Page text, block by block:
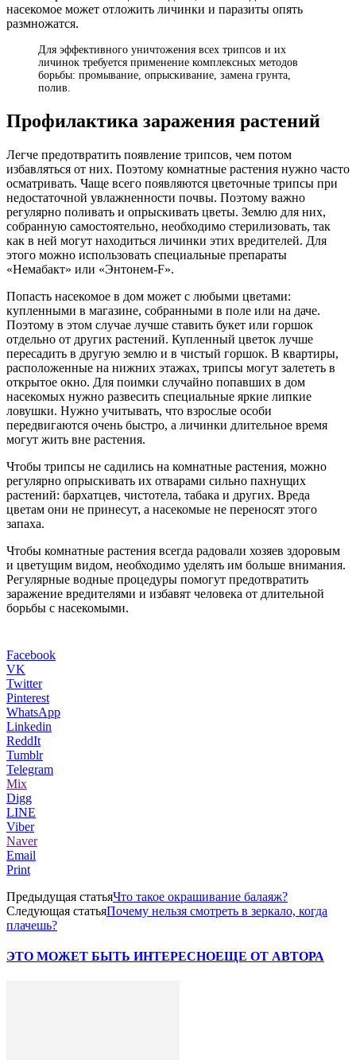
насекомое может отложить личинки и паразиты опять
размножатся.
Для эффективного уничтожения всех трипсов и их
личинок требуется применение комплексных методов
борьбы: промывание, опрыскивание, замена грунта,
полив.
Профилактика заражения растений
Легче предотвратить появление трипсов, чем потом
избавляться от них. Поэтому комнатные растения нужно часто
осматривать. Чаще всего появляются цветочные трипсы при
недостаточной увлажненности почвы. Поэтому важно
регулярно поливать и опрыскивать цветы. Землю для них,
собранную самостоятельно, необходимо стерилизовать, так
как в ней могут находиться личинки этих вредителей. Для
этого можно использовать специальные препараты
«Немабакт» или «Энтонем-F».
Попасть насекомое в дом может с любыми цветами:
купленными в магазине, собранными в поле или на даче.
Поэтому в этом случае лучше ставить букет или горшок
отдельно от других растений. Купленный цветок лучше
пересадить в другую землю и в чистый горшок. В квартиры,
расположенные на нижних этажах, трипсы могут залететь в
открытое окно. Для поимки случайно попавших в дом
насекомых нужно развесить специальные яркие липкие
ловушки. Нужно учитывать, что взрослые особи
передвигаются очень быстро, а личинки длительное время
могут жить вне растения.
Чтобы трипсы не садились на комнатные растения, можно
регулярно опрыскивать их отварами сильно пахнущих
растений: бархатцев, чистотела, табака и других. Вреда
цветам они не принесут, а насекомые не переносят этого
запаха.
Чтобы комнатные растения всегда радовали хозяев здоровым
и цветущим видом, необходимо уделять им больше внимания.
Регулярные водные процедуры помогут предотвратить
заражение вредителями и избавят человека от длительной
борьбы с насекомыми.
Facebook
VK
Twitter
Pinterest
WhatsApp
Linkedin
ReddIt
Tumblr
Telegram
Mix
Digg
LINE
Viber
Naver
Email
Print
Предыдущая статьяЧто такое окрашивание балаяж?
Следующая статьяПочему нельзя смотреть в зеркало, когда
плачешь?
ЭТО МОЖЕТ БЫТЬ ИНТЕРЕСНОЕЩЕ ОТ АВТОРА